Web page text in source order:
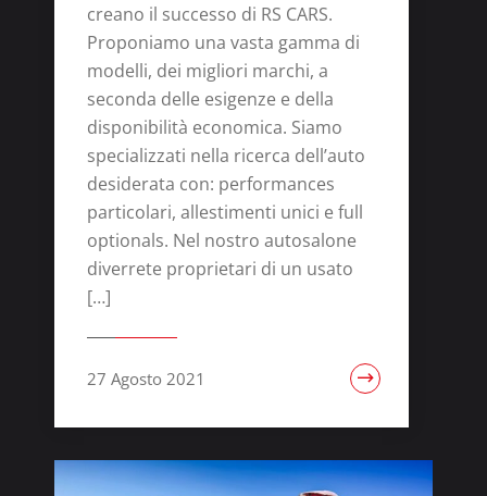
creano il successo di RS CARS.
Proponiamo una vasta gamma di
modelli, dei migliori marchi, a
seconda delle esigenze e della
disponibilità economica. Siamo
specializzati nella ricerca dell’auto
desiderata con: performances
particolari, allestimenti unici e full
optionals. Nel nostro autosalone
diverrete proprietari di un usato
[…]
27 Agosto 2021